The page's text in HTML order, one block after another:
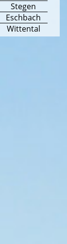
Stegen
Eschbach
Wittental